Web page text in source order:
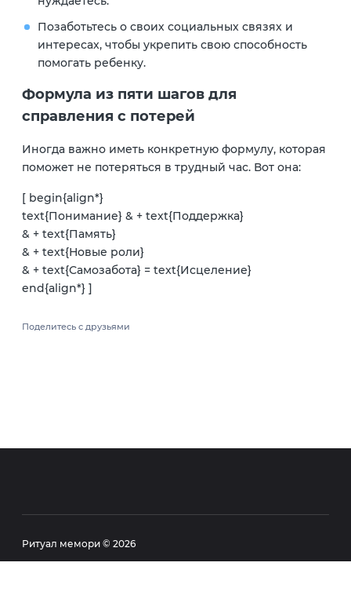
Позаботьтесь о своих социальных связях и
интересах, чтобы укрепить свою способность
помогать ребенку.
Формула из пяти шагов для
справления с потерей
Иногда важно иметь конкретную формулу, которая
поможет не потеряться в трудный час. Вот она:
[ begin{align*}
text{Понимание} & + text{Поддержка}
& + text{Память}
& + text{Новые роли}
& + text{Самозабота} = text{Исцеление}
end{align*} ]
Поделитесь с друзьями
Ритуал мемори © 2026